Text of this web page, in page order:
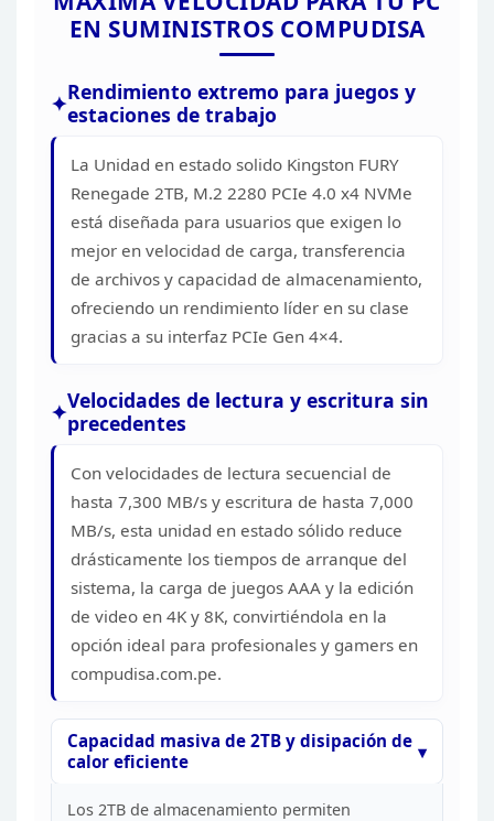
EN SUMINISTROS COMPUDISA
Rendimiento extremo para juegos y
estaciones de trabajo
La Unidad en estado solido Kingston FURY
Renegade 2TB, M.2 2280 PCIe 4.0 x4 NVMe
está diseñada para usuarios que exigen lo
mejor en velocidad de carga, transferencia
de archivos y capacidad de almacenamiento,
ofreciendo un rendimiento líder en su clase
gracias a su interfaz PCIe Gen 4×4.
Velocidades de lectura y escritura sin
precedentes
Con velocidades de lectura secuencial de
hasta 7,300 MB/s y escritura de hasta 7,000
MB/s, esta unidad en estado sólido reduce
drásticamente los tiempos de arranque del
sistema, la carga de juegos AAA y la edición
de video en 4K y 8K, convirtiéndola en la
opción ideal para profesionales y gamers en
compudisa.com.pe.
Capacidad masiva de 2TB y disipación de
calor eficiente
Los 2TB de almacenamiento permiten